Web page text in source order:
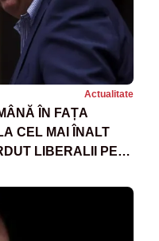
Actualitate
ÎN FAȚA
CEL MAI ÎNALT
LIBERALII PE